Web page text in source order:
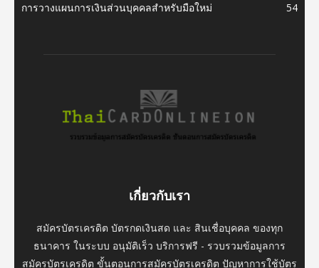
การวางแผนการเงินส่วนบุคคลสำหรับมือใหม่
54
เกี่ยวกับเรา
สมัครบัตรเครดิต บัตรกดเงินสด และ สินเชื่อบุคคล ของทุก
ธนาคาร ในระบบ อนุมัติเร็ว บริการฟรี - รวบรวมข้อมูลการ
สมัครบัตรเครดิต ขั้นตอนการสมัครบัตรเครดิต ปัญหาการใช้บัตร